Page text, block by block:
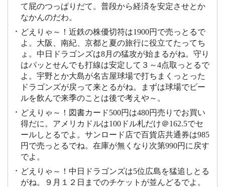
て屁のつっぱりだて。普段から経済を安定させとか
なかんのだわ。
どえりゃ～！近鉄の株優切符は1900円で売っとるで
よ。大阪、南紀、京都と夏の旅行に役立てたってち
ょ。中日ドラゴンズは8月の猛攻が始まるがね。守り
はパッとせんでも打線は安定して３～4点取っとるで
よ。宇野とか大島が名古屋球場で打ちまくっとった
ドラゴンズが戻って来とるがね。まずは球場でビー
ルを飲んで来季のことは後で考えや～。
どえりゃ～！図書カード500円は480円売りでお買い
得だに。アメリカドルは100ドル札だけ＠162.5でセ
ールしとるでよ。サンロード店で百貨店共通券は985
円で売っとるでね。在庫が無くなり次第990円に戻す
でよ。
どえりゃ～！中日ドラゴンズは5位広島を猛追しとる
がね。９月１２日までのチケットが並んどるでよ。